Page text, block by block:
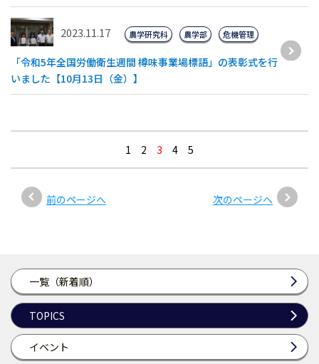
一覧（新着順）
TOPICS
イベント
2023.11.17
「令和5年全国労働衛生週間 樽味事業場標語」の表彰式を行
いました【10月13日（金）】
農学研究科 農学部 危機管理
前のページへ
1 2 3 4 5
次のページへ